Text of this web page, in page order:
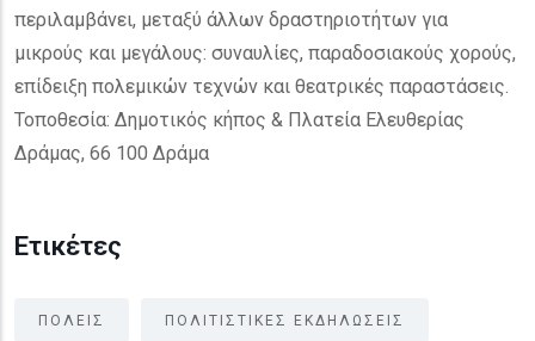
περιλαμβάνει, μεταξύ άλλων δραστηριοτήτων για
μικρούς και μεγάλους: συναυλίες, παραδοσιακούς χορούς,
επίδειξη πολεμικών τεχνών και θεατρικές παραστάσεις.
Τοποθεσία: Δημοτικός κήπος & Πλατεία Ελευθερίας
Δράμας, 66 100 Δράμα
Ετικέτες
ΠΟΛΕΙΣ ΠΟΛΙΤΙΣΤΙΚΕΣ ΕΚΔΗΛΩΣΕΙΣ